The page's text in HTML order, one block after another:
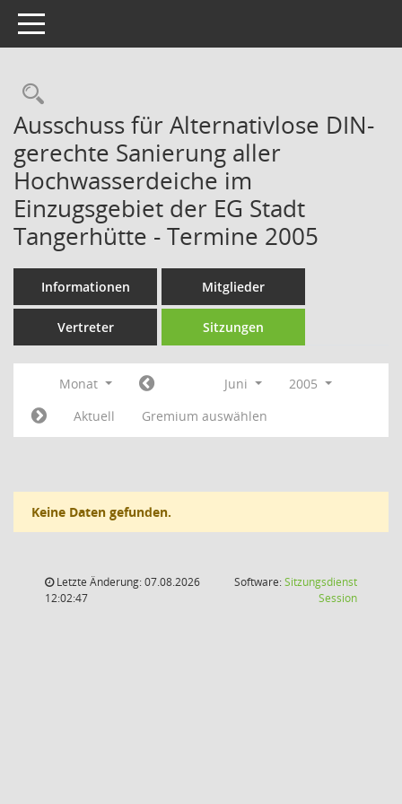
Toggle navigation
Rechercheauswahl
Ausschuss für Alternativlose DIN-
gerechte Sanierung aller
Hochwasserdeiche im
Einzugsgebiet der EG Stadt
Tangerhütte - Termine 2005
Informationen Mitglieder
Vertreter Sitzungen
Monat Juni
2005
Aktuell
Gremium auswählen
Keine Daten gefunden.
Letzte Änderung: 07.08.2026
12:02:47
Software:Sitzungsdienst
Session(Wird in